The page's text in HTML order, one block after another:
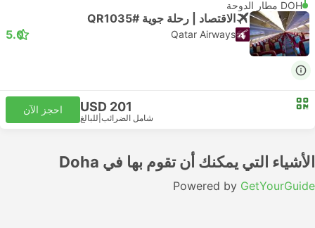
DOH مطار الدوحة
الاقتصاد | رحلة جوية #QR1035
Qatar Airways
5.0
USD 201
شامل الضرائب للبالغ
احجز الآن
الأشياء التي يمكنك أن تقوم بها في Doha
Powered by GetYourGuide